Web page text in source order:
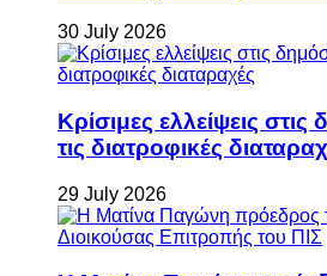
30 July 2026
Κρίσιμες ελλείψεις
τις διατροφικές
29 July 2026